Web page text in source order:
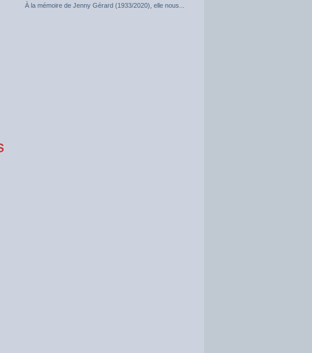
À la mémoire de Jenny Gérard (1933/2020), elle nous...